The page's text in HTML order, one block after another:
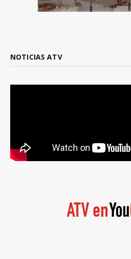
NOTICIAS ATV